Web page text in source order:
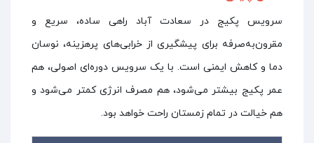
سرویس پکیج در سعادت آباد راهی ساده، سریع و
مقرون‌به‌صرفه برای پیشگیری از خرابی‌های پرهزینه، نوسان
دما و کاهش ایمنی است. با یک سرویس دوره‌ای اصولی، هم
عمر پکیج بیشتر می‌شود، هم مصرف انرژی کمتر می‌شود و
هم خیالت در تمام زمستان راحت خواهد بود.